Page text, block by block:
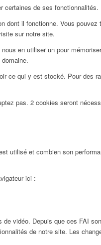
certaines de ses fonctionnalités.
il fonctionne. Vous
sur notre site.
en utiliser un pour
qui y est stocké. Pour des
pas. 2 cookies seront
utilisé et combien son
ici :
vidéo. Depuis que ces FAI
de notre site. Les